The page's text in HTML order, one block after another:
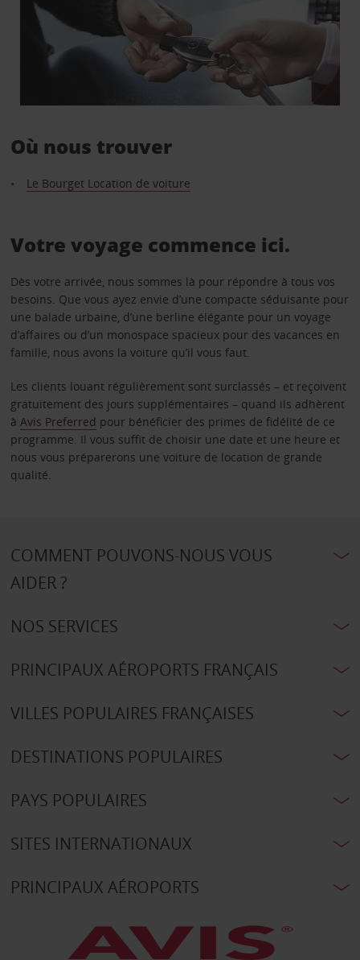
Où nous trouver
Le Bourget Location de voiture
Votre voyage commence ici.
Dès votre arrivée, nous sommes là pour répondre à tous vos
besoins. Que vous ayez envie d’une compacte séduisante pour
une balade urbaine, d’une berline élégante pour un voyage
d’affaires ou d’un monospace spacieux pour des vacances en
famille, nous avons la voiture qu’il vous faut.
Les clients louant régulièrement sont surclassés – et reçoivent
gratuitement des jours supplémentaires – quand ils adhèrent
à Avis Preferred pour bénéficier des primes de fidélité de ce
programme. Il vous suffit de choisir une date et une heure et
nous vous préparerons une voiture de location de grande
qualité.
COMMENT POUVONS-NOUS VOUS
AIDER ?
NOS SERVICES
PRINCIPAUX AÉROPORTS FRANÇAIS
VILLES POPULAIRES FRANÇAISES
DESTINATIONS POPULAIRES
PAYS POPULAIRES
SITES INTERNATIONAUX
PRINCIPAUX AÉROPORTS